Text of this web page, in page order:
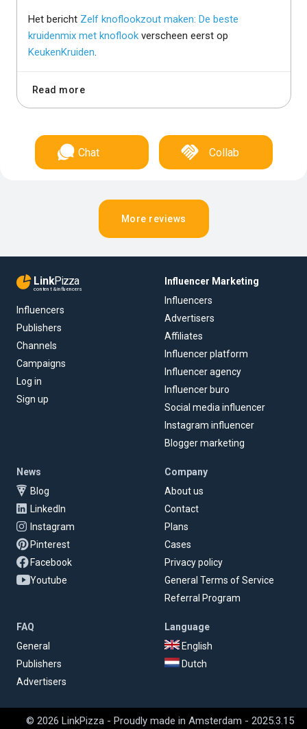
Het bericht Zelf knoflookzout maken: De beste
kruidenmix met knoflookverscheen eerst op
KeukenKruiden
Read more
Chat Collab
More reviews
LinkPizza
content & influencers
Influencers
Publishers
Channels
Campaigns
Log in
Sign up
Influencer Marketing
Influencers
Advertisers
Affiliates
Influencer platform
Influencer agency
Influencer buro
Social media influencer
Instagram influencer
Blogger marketing
News
Blog
LinkedIn
Instagram
Pinterest
Facebook
Youtube
Company
About us
Contact
Plans
Cases
Privacy policy
General Terms of Service
Referral Program
FAQ
General
Publishers
Advertisers
Language
English
Dutch
© 2026 LinkPizza - Proudly made in Amsterdam - 2025.3.15